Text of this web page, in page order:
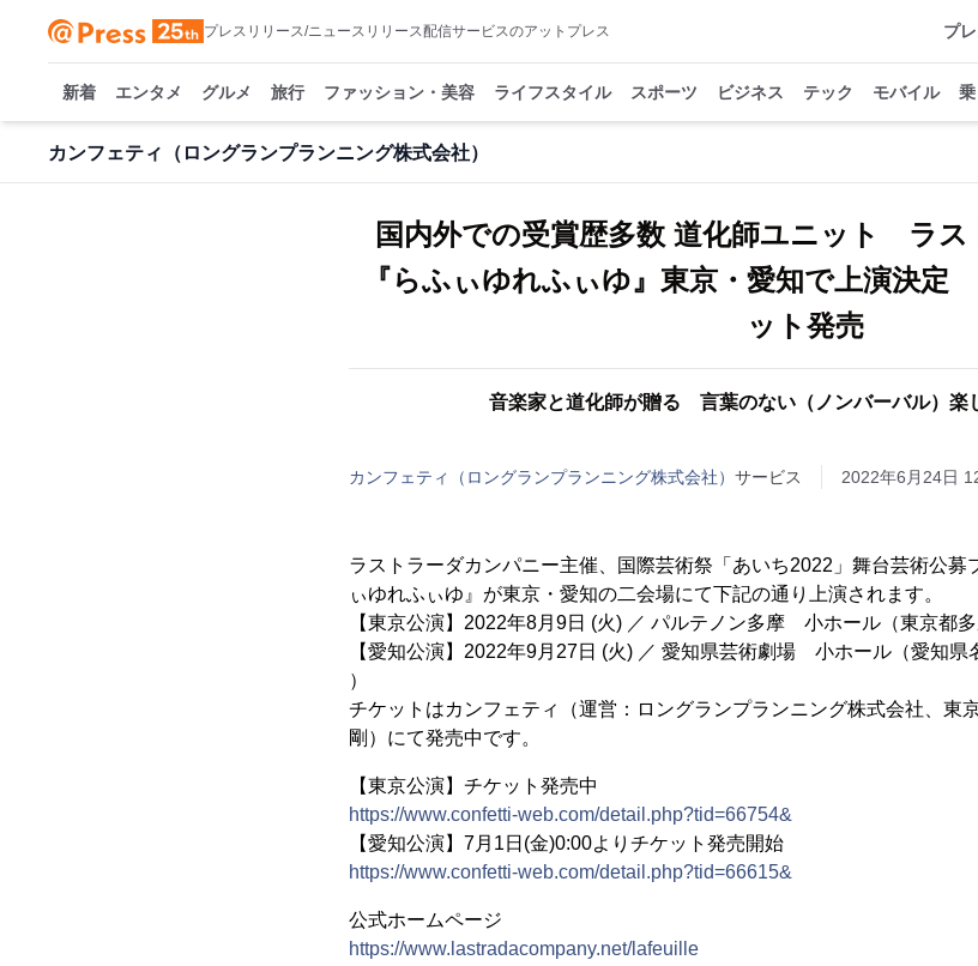
プレスリリース/ニュースリリース配信サービスのアットプレス プ
新着 エンタメ グルメ 旅行 ファッション・美容 ライフスタイル スポーツ ビジネス テック モバイル
カンフェティ（ロングランプランニング株式会社）
国内外での受賞歴多数 道化師ユニット ラス
『らふぃゆれふぃゆ』東京・愛知で上演決
ット発売
音楽家と道化師が贈る 言葉のない（ノンバーバル）楽
カンフェティ（ロングランプランニング株式会社） サービス 2022年6月24日
ラストラーダカンパニー主催、国際芸術祭「あいち2022」舞台芸術公募
ぃゆれふぃゆ』が東京・愛知の二会場にて下記の通り上演されます。
【東京公演】2022年8月9日 (火) ／ パルテノン多摩 小ホール（東京都多
【愛知公演】2022年9月27日 (火) ／ 愛知県芸術劇場 小ホール（愛知県
）
チケットはカンフェティ（運営：ロングランプランニング株式会社、東
剛）にて発売中です。
【東京公演】チケット発売中
https://www.confetti-web.com/detail.php?tid=66754&
【愛知公演】7月1日(金)0:00よりチケット発売開始
https://www.confetti-web.com/detail.php?tid=66615&
公式ホームページ
https://www.lastradacompany.net/lafeuille